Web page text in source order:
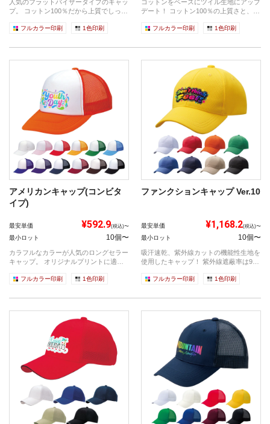
人気のフラットバイザータイプのキャッ
プ。 コットン100％だから上質でしっか
フルカラー印刷 1色印刷
コットンをベースにツイル生地にアップ
デート！ コットン100％の上質さと、斜
フルカラー印刷 1色印刷
アメリカンキャップ(コンビタ
イプ)
最安単価 ¥592.9(税込)〜
最小ロット 10個〜
カラフルなカラーが人気のロングセラー
キャップ。 オリジナルプリントに適し
フルカラー印刷 1色印刷
ファンクションキャップ Ver.10
最安単価 ¥1,168.2(税込)〜
最小ロット 10個〜
吸汗速乾、紫外線カットの機能性生地を
使用したキャップ！ 紫外線遮蔽率は9
フルカラー印刷 1色印刷